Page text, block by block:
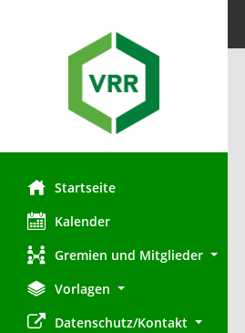
Startseite
Kalender
Gremien und Mitglieder
Vorlagen
Datenschutz/Kontakt